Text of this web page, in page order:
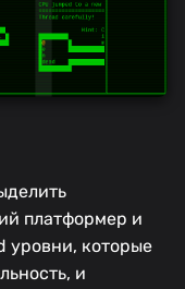
платформер и
уровни, которые
и